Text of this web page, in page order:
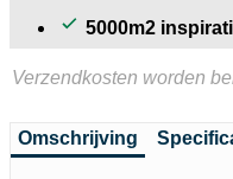
5000m2
Verzendkosten worden
Omschrijving